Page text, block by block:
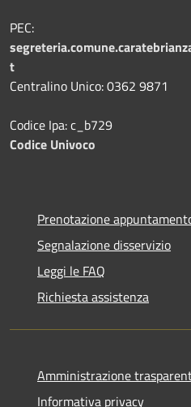
PEC:
t
Centralino Unico: 0362 9871
Codice Ipa: c_b729
Codice Univoco
Prenotazione
Segnalazione disservizio
Leggi le FAQ
Richiesta assistenza
Amministrazione
Informativa privacy